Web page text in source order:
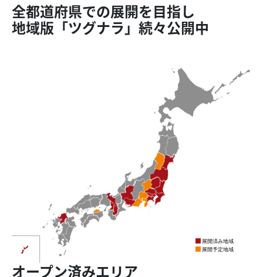
全都道府県での展開を目指し
地域版「ツグナラ」続々公開中
オープン済みエリア